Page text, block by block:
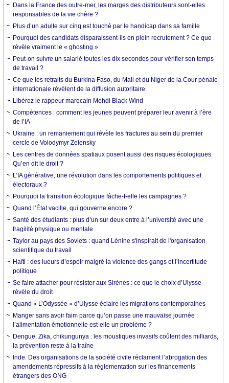
Dans la France des outre-mer, les marges des distributeurs sont-elles
responsables de la vie chère ?
Plus d’un adulte sur cinq est touché par le handicap dans sa famille
Pourquoi des candidats disparaissent-ils en plein recrutement ? Ce que
révèle vraiment le « ghosting »
Peut-on suivre un salarié toutes les dix secondes pour vérifier son temps
de travail ?
Ce que les retraits du Burkina Faso, du Mali et du Niger de la Cour pénale
internationale révèlent de la diffusion autoritaire
Libérez le rappeur marocain Mehdi Black Wind
Compétences : comment les jeunes peuvent préparer leur avenir à l’ère
de l’IA
Ukraine : un remaniement qui révèle les fractures au sein du premier
cercle de Volodymyr Zelensky
Les centres de données spatiaux posent aussi des risques écologiques.
Qu’en dit le droit ?
L’IA générative, une révolution dans les comportements politiques et
électoraux ?
Pourquoi la transition écologique fâche-t-elle les campagnes ?
Quand l’État vacille, qui gouverne encore ?
Santé des étudiants : plus d’un sur deux entre à l’université avec une
fragilité physique ou mentale
Taylor au pays des Soviets : quand Lénine s'inspirait de l'organisation
scientifique du travail
Haïti : des lueurs d’espoir malgré la violence des gangs et l’incertitude
politique
Se faire attacher pour résister aux Sirènes : ce que le choix d’Ulysse
révèle du droit
Quand « L’Odyssée » d’Ulysse éclaire les migrations contemporaines
Manger sans avoir faim parce qu’on passe une mauvaise journée :
l’alimentation émotionnelle est-elle un problème ?
Dengue, Zika, chikungunya : les moustiques invasifs coûtent des milliards,
la prévention reste à la traîne
Inde. Des organisations de la société civile réclament l’abrogation des
amendements répressifs à la réglementation sur les financements
étrangers des ONG